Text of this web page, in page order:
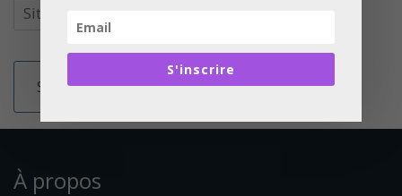
À propos
S'inscrire